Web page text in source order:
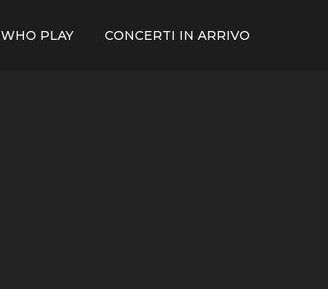
WHO PLAY CONCERTI IN ARRIVO